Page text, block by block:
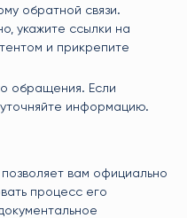
обратной связи.
укажите ссылки на
и прикрепите
обращения. Если
информацию.
вам официально
процесс его